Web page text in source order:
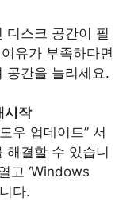
디스크 공간이 필
유가 부족하다면
공간을 늘리세요.
시작
우 업데이트” 서
해결할 수 있습니
고 ‘Windows
다.